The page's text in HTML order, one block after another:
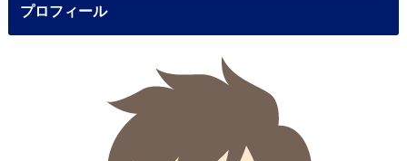
プロフィール